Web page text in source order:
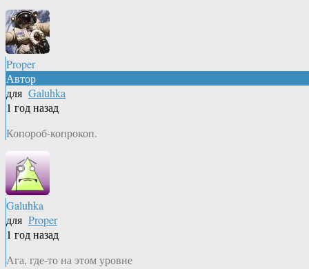
Proper
Автор
для Galuhka
1 год назад
Копороб-копрокоп.
Galuhka
для Proper
1 год назад
Ага, где-то на этом уровне